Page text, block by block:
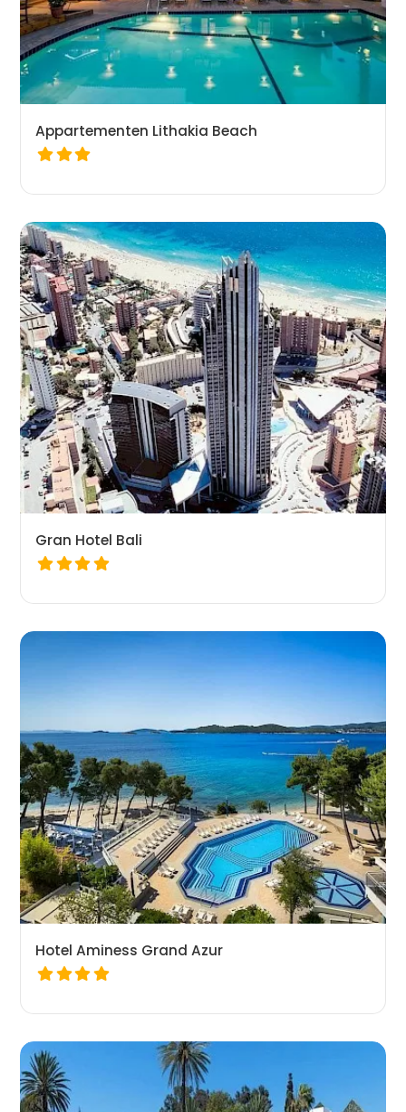
Appartementen Lithakia Beach
Gran Hotel Bali
Hotel Aminess Grand Azur